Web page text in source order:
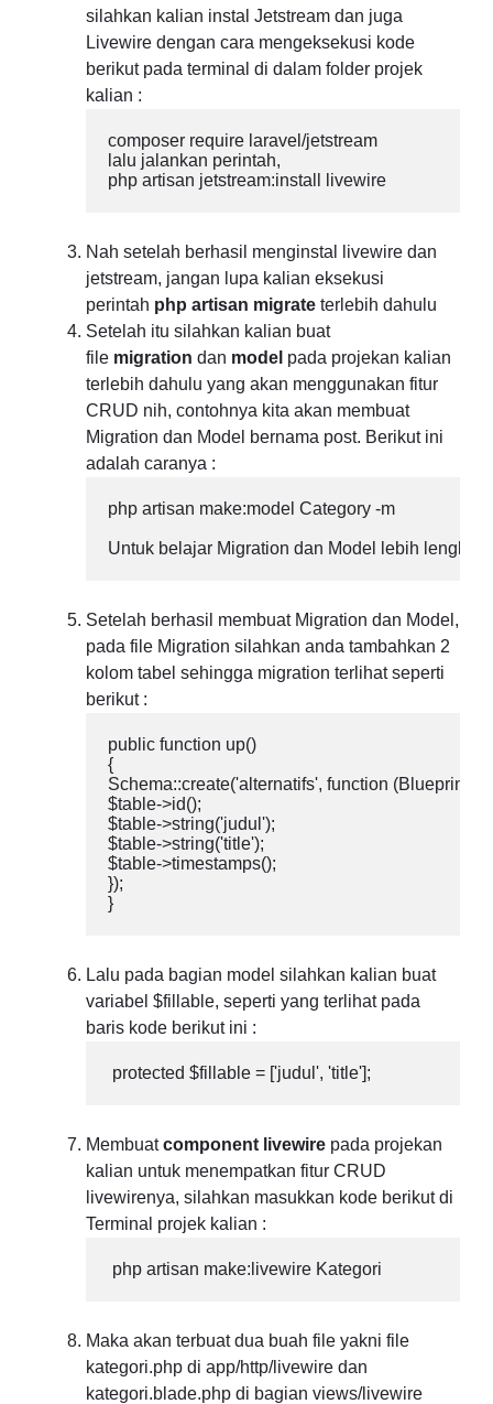
silahkan kalian instal Jetstream dan juga
Livewire dengan cara mengeksekusi kode
berikut pada terminal di dalam folder projek
kalian :
composer require laravel/jetstream
lalu jalankan perintah,
php artisan jetstream:install livewire
Nah setelah berhasil menginstal livewire dan
jetstream, jangan lupa kalian eksekusi
perintah php artisan migrate terlebih dahulu
Setelah itu silahkan kalian buat
file migration dan model pada projekan kalian
terlebih dahulu yang akan menggunakan fitur
CRUD nih, contohnya kita akan membuat
Migration dan Model bernama post. Berikut ini
adalah caranya :
php artisan make:model Category -m
Untuk belajar Migration dan Model lebih
Setelah berhasil membuat Migration dan Model,
pada file Migration silahkan anda tambahkan 2
kolom tabel sehingga migration terlihat seperti
berikut :
public function up()
{
Schema::create('alternatifs', function (Blueprint
$table->id();
$table->string('judul');
$table->string('title');
$table->timestamps();
});
}
Lalu pada bagian model silahkan kalian buat
variabel $fillable, seperti yang terlihat pada
baris kode berikut ini :
protected $fillable = ['judul', 'title'];
Membuatcomponent livewire pada projekan
kalian untuk menempatkan fitur CRUD
livewirenya, silahkan masukkan kode berikut di
Terminal projek kalian :
php artisan make:livewire Kategori
Maka akan terbuat dua buah file yakni file
kategori.php di app/http/livewire dan
kategori.blade.php di bagian views/livewire